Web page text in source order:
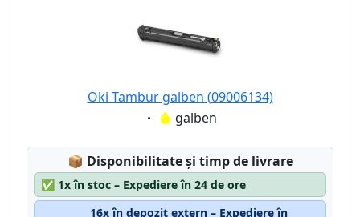
Oki Tambur galben (09006134)
Eigenschaft:
galben
📦 Lagerstatus:
Disponibilitate și timp de livrare
✅ 1x în stoc – Expediere în 24 de ore
16x în depozit extern – Expediere în